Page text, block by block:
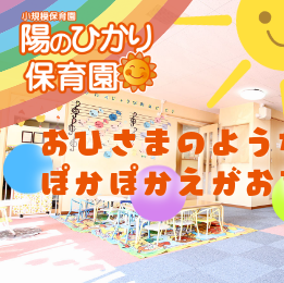
おひさまのよう
ぽかぽかえが